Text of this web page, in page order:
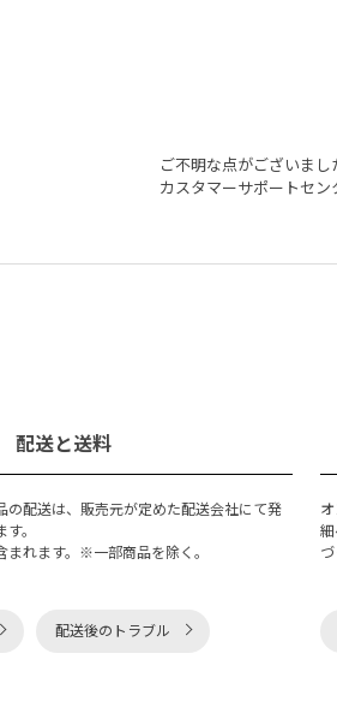
ご不明な点がございまし
カスタマーサポートセン
配送と送料
の配送は、販売元が定めた配送会社にて発
。
まれます。※一部商品を除く。
配送後のトラブル